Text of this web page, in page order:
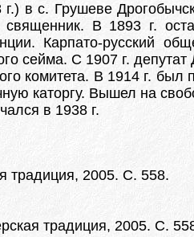
в с. Грушеве
священник. В 1893 г.
Карпато-русский
сейма. С 1907 г.
комитета. В 1914 г.
каторгу. Вышел на
в 1938 г.
традиция, 2005. С. 558.
традиция, 2005. С.